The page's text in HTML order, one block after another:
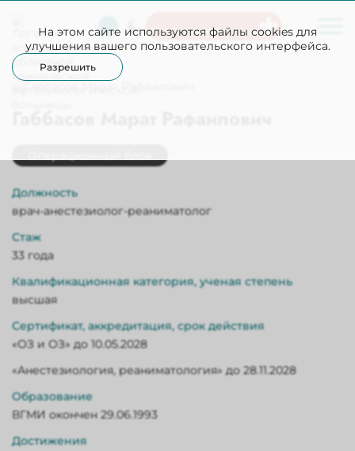
На этом сайте используются файлы cookies для
улучшения вашего пользовательского интерфейса.
Разрешить
Неотложная помощь
Должность
врач-анестезиолог-реаниматолог
Стаж
33 года
Квалификационная категория, ученая степень
высшая
Сертификат, аккредитация, срок действия
«ОЗ и ОЗ» до 10.05.2028
«Анестезиология, реаниматология» до 28.11.2028
Образование
ВГМИ окончен 29.06.1993
Достижения